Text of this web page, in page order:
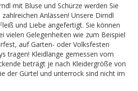
mit Bluse und Schürze werden Sie
Anlässen! Unsere Dirndl
und Liebe angefertigt. Sie können
vielen Gelegenheiten wie zum Beispiel
auf Garten- oder Volksfesten
tragen! Kleidlänge gemessen vom
beträgt je nach Kleidergröße von
der Gürtel und unterrock sind nicht im